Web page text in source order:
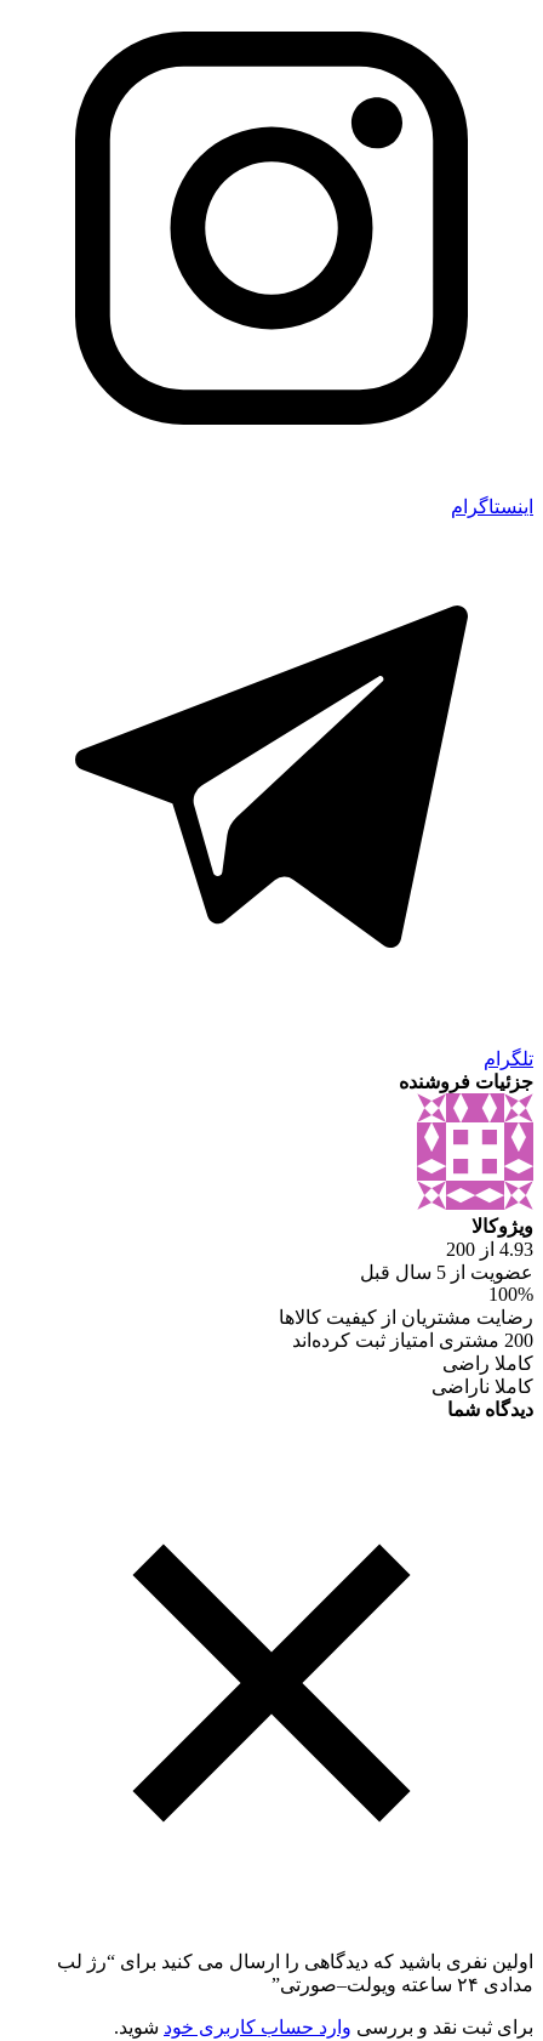
اینستاگرام
تلگرام
جزئیات فروشنده
ویژوکالا
4.93 از 200
عضویت از 5 سال قبل
100%
رضایت مشتریان از کیفیت کالاها
200 مشتری امتیاز ثبت کرده‌اند
کاملا راضی
کاملا ناراضی
دیدگاه شما
اولین نفری باشید که دیدگاهی را ارسال می کنید برای “رژ لب
مدادی ۲۴ ساعته ویولت–صورتی”
برای ثبت نقد و بررسی وارد حساب کاربری خود شوید.